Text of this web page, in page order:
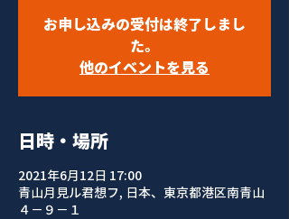
お申し込みの受付は終了しまし
た。
他のイベントを見る
日時・場所
2021年6月12日 17:00
青山月見ル君想フ, 日本、東京都港区南青山
４−９−１